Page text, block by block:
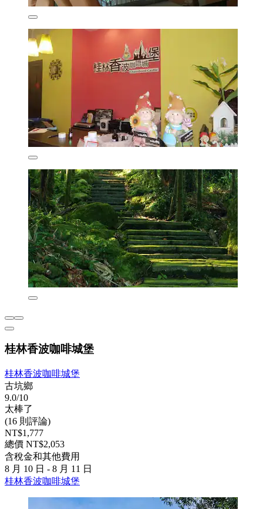
桂林香波咖啡城堡
桂林香波咖啡城堡
古坑鄉
9.0/10
太棒了
(16 則評論)
NT$1,777
總價 NT$2,053
含稅金和其他費用
8 月 10 日 - 8 月 11 日
桂林香波咖啡城堡